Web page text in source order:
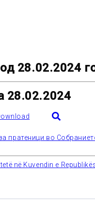
28.02.2024
28.02.2024
пратеници во
në Kuvendin e